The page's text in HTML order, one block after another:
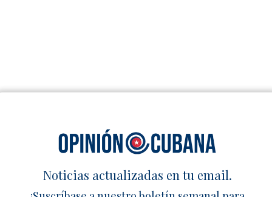
Noticias actualizadas en tu email.